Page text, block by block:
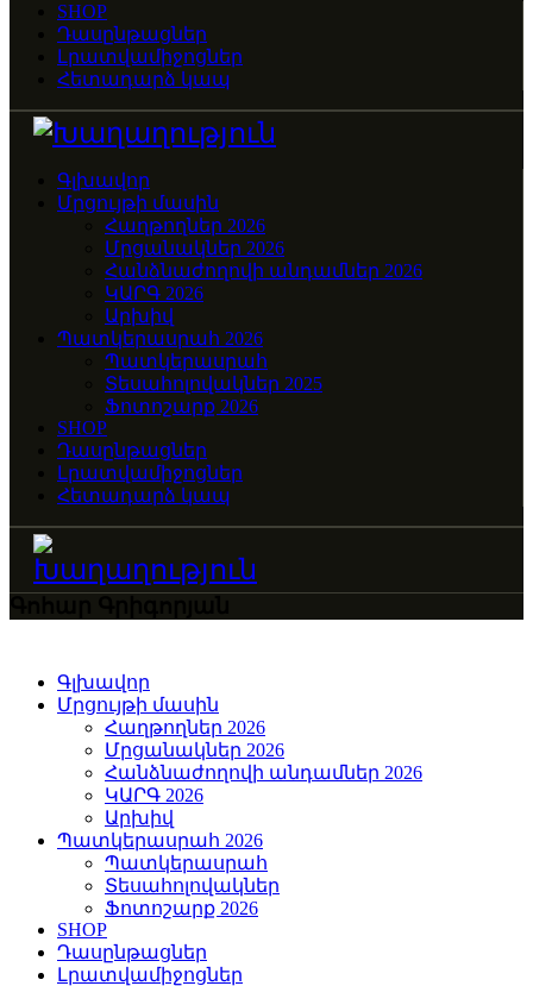
SHOP
Դասընթացներ
Լրատվամիջոցներ
Հետադարձ կապ
Գլխավոր
Մրցույթի մասին
Հաղթողներ 2026
Մրցանակներ 2026
Հանձնաժողովի անդամներ 2026
ԿԱՐԳ 2026
Արխիվ
Պատկերասրահ 2026
Պատկերասրահ
Տեսահոլովակներ 2025
Ֆոտոշարք 2026
SHOP
Դասընթացներ
Լրատվամիջոցներ
Հետադարձ կապ
Գլխավոր
Մրցույթի մասին
Հաղթողներ 2026
Մրցանակներ 2026
Հանձնաժողովի անդամներ 2026
ԿԱՐԳ 2026
Արխիվ
Պատկերասրահ 2026
Պատկերասրահ
Տեսահոլովակներ
Ֆոտոշարք 2026
SHOP
Դասընթացներ
Լրատվամիջոցներ